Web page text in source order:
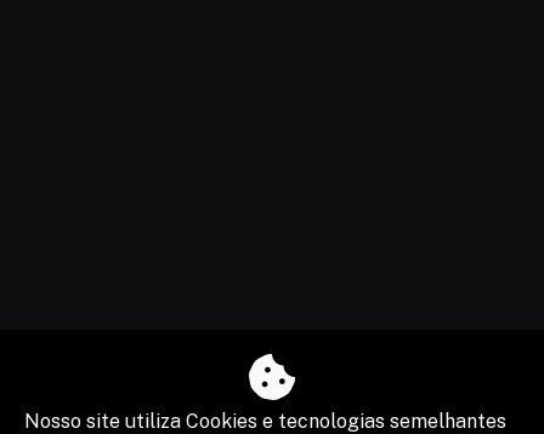
Nosso site utiliza Cookies e tecnologias semelhantes